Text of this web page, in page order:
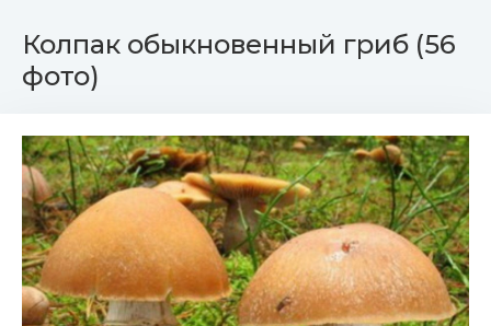
Колпак обыкновенный гриб (56
фото)